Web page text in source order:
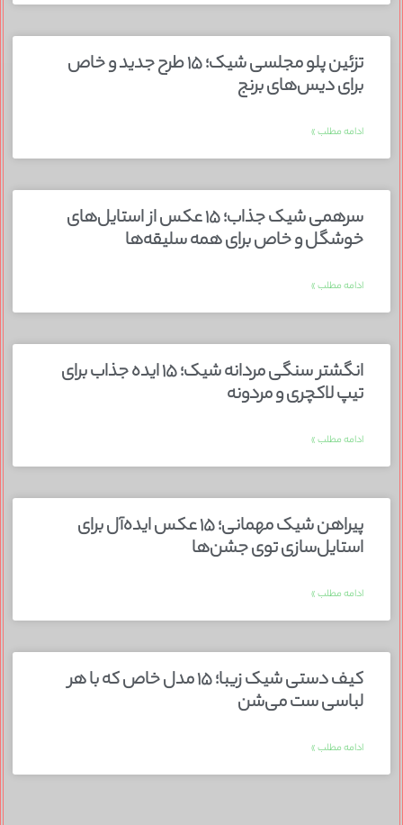
تزئین پلو مجلسی شیک؛ ۱۵ طرح جدید و خاص
برای دیس‌های برنج
ادامه مطلب »
سرهمی شیک جذاب؛ ۱۵ عکس از استایل‌های
خوشگل و خاص برای همه سلیقه‌ها
ادامه مطلب »
انگشتر سنگی مردانه شیک؛ ۱۵ ایده جذاب برای
تیپ لاکچری و مردونه
ادامه مطلب »
پیراهن شیک مهمانی؛ ۱۵ عکس ایده‌آل برای
استایل‌سازی توی جشن‌ها
ادامه مطلب »
کیف دستی شیک زیبا؛ ۱۵ مدل خاص که با هر
لباسی ست می‌شن
ادامه مطلب »